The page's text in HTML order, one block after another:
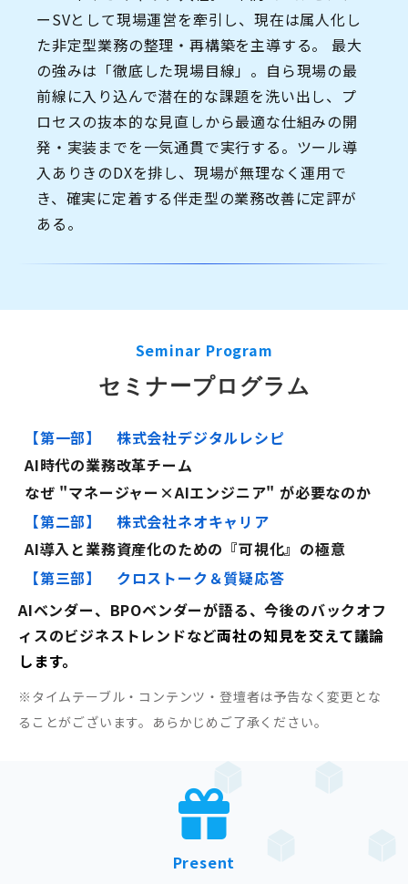
ーSVとして現場運営を牽引し、現在は属人化し
た非定型業務の整理・再構築を主導する。 最大
の強みは「徹底した現場目線」。自ら現場の最
前線に入り込んで潜在的な課題を洗い出し、プ
ロセスの抜本的な見直しから最適な仕組みの開
発・実装までを一気通貫で実行する。ツール導
入ありきのDXを排し、現場が無理なく運用で
き、確実に定着する伴走型の業務改善に定評が
ある。
Seminar Program
セミナープログラム
【第一部】 株式会社デジタルレシピ
AI時代の業務改革チーム
なぜ "マネージャー×AIエンジニア" が必要なのか
【第二部】 株式会社ネオキャリア
AI導入と業務資産化のための『可視化』の極意
【第三部】 クロストーク＆質疑応答
AIベンダー、BPOベンダーが語る、今後のバックオフ
ィスのビジネストレンドなど両社の知見を交えて議論
します。
※タイムテーブル・コンテンツ・登壇者は予告なく変更とな
ることがございます。あらかじめご了承ください。
Present